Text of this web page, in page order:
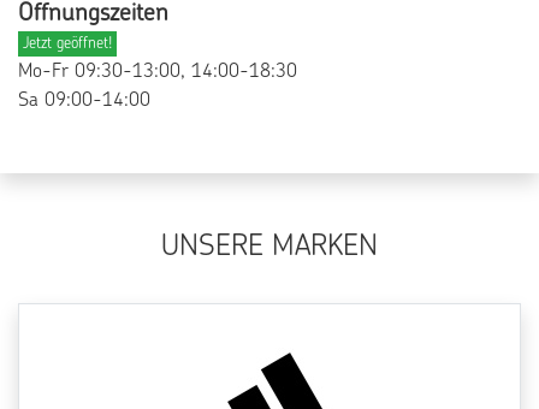
Öffnungszeiten
Jetzt geöffnet!
Mo-Fr 09:30-13:00, 14:00-18:30
Sa 09:00-14:00
UNSERE MARKEN